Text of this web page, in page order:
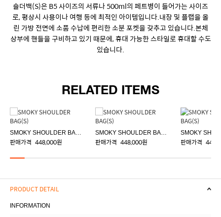
숄더백(S)은 B5 사이즈의 서류나 500ml의 페트병이 들어가는 사이즈
로, 평상시 사용이나 여행 등에 최적인 아이템입니다.내장 및 플랩을 올
린 가방 전면에 소품 수납에 편리한 소분 포켓을 갖추고 있습니다.본체
상부에 핸들을 구비하고 있기 때문에, 휴대 가능한 스타일로 휴대할 수도
있습니다.
RELATED ITEMS
SMOKY SHOULDER BAG(S)
판매가격 448,000원
SMOKY SHOULDER BAG(S)
판매가격 448,000원 판매가격
PRODUCT DETAIL
INFORMATION